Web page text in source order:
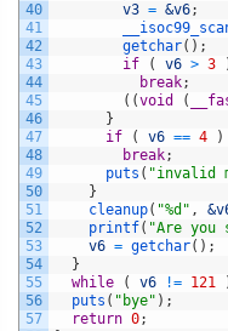
40
41
42
43
44
45
46
47
48
49
50
51
52
53
54
55
56
57
v3 = &v6;
getchar( ) ;
if
( v6 > 3
break;
( (void (
}
if
( v6 == 4
)
break;
puts ( "invalid
}
cleanup( "%d" ,
printf( "Are
v6 = getchar( ) ;
}
while
( v6 != 121
puts ( "bye" ) ;
return 0;